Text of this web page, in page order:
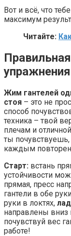
Вот и всё, что
максимум
Читайте:
Жим гантелей
стоя – это не
способ
техника – твой
плечам и
ты почувствуешь,
каждым
Старт: встань
устойчивости
прямая, пресс
гантели в обе
руки в локтях,
направлены вниз
почувствуй вес
работе!